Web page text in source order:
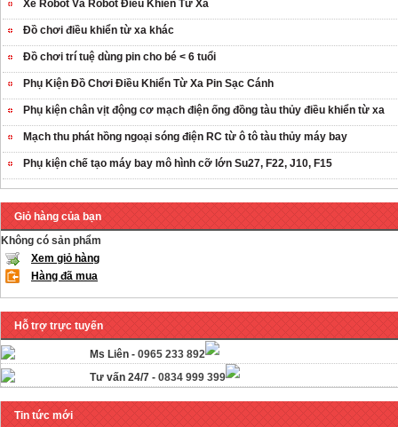
Xe Robot Và Robot Điều Khiển Từ Xa
Đồ chơi điều khiển từ xa khác
Đồ chơi trí tuệ dùng pin cho bé < 6 tuổi
Phụ Kiện Đồ Chơi Điều Khiển Từ Xa Pin Sạc Cánh
Phụ kiện chân vịt động cơ mạch điện ống đồng tàu thủy điều khiển từ xa
Mạch thu phát hồng ngoại sóng điện RC từ ô tô tàu thủy máy bay
Phụ kiện chế tạo máy bay mô hình cỡ lớn Su27, F22, J10, F15
Giỏ hàng của bạn
Không có sản phẩm
Xem giỏ hàng
Hàng đã mua
Hỗ trợ trực tuyến
Ms Liên - 0965 233 892
Tư vấn 24/7 - 0834 999 399
Tin tức mới